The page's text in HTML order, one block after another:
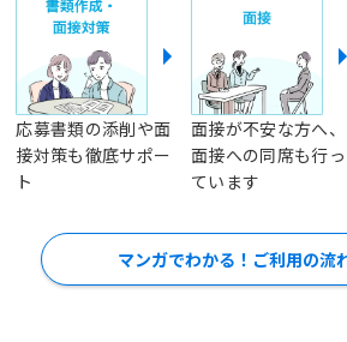
応募書類の添削や面
接対策も徹底サポー
ト
面接が不安な方へ、
面接への同席も行っ
ています
マンガでわかる！ご利用の流